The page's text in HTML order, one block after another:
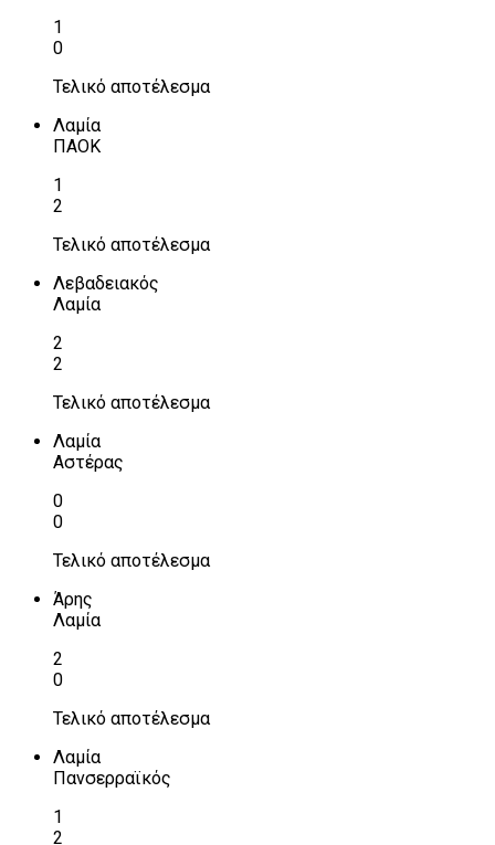
1
0
Τελικό αποτέλεσμα
Λαμία
ΠΑΟΚ
1
2
Τελικό αποτέλεσμα
Λεβαδειακός
Λαμία
2
2
Τελικό αποτέλεσμα
Λαμία
Αστέρας
0
0
Τελικό αποτέλεσμα
Άρης
Λαμία
2
0
Τελικό αποτέλεσμα
Λαμία
Πανσερραϊκός
1
2